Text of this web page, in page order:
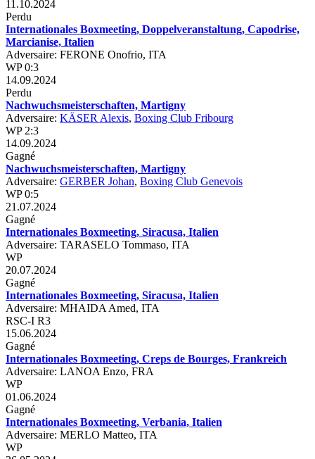
11.10.2024
Perdu
Internationales Boxmeeting, Doppelveranstaltung, Capodrise,
Marcianise, Italien
Adversaire: FERONE Onofrio, ITA
WP 0:3
14.09.2024
Perdu
Nachwuchsmeisterschaften, Martigny
Adversaire: KÄSER Alexis, Boxing Club Fribourg
WP 2:3
14.09.2024
Gagné
Nachwuchsmeisterschaften, Martigny
Adversaire: GERBER Johan, Boxing Club Genevois
WP 0:5
21.07.2024
Gagné
Internationales Boxmeeting, Siracusa, Italien
Adversaire: TARASELO Tommaso, ITA
WP
20.07.2024
Gagné
Internationales Boxmeeting, Siracusa, Italien
Adversaire: MHAIDA Amed, ITA
RSC-I R3
15.06.2024
Gagné
Internationales Boxmeeting, Creps de Bourges, Frankreich
Adversaire: LANOA Enzo, FRA
WP
01.06.2024
Gagné
Internationales Boxmeeting, Verbania, Italien
Adversaire: MERLO Matteo, ITA
WP